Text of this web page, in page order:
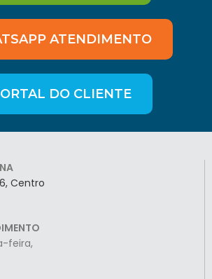
ATENDIMENTO
DO CLIENTE
Centro
feira,